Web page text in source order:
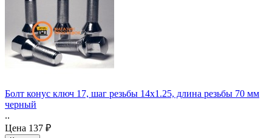
Болт конус ключ 17, шаг резьбы 14x1.25, длина резьбы 70 мм
черный
..
Цена 137 ₽